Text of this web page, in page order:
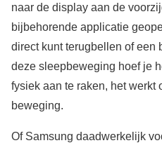
naar de display aan de
bijbehorende applicatie
direct kunt terugbellen of een
deze sleepbeweging hoef je
fysiek aan te raken, het
beweging.
Of Samsung daadwerkelijk